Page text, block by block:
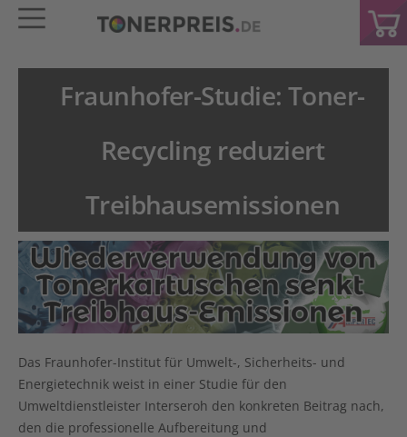
Fraunhofer-Studie: Toner-
Recycling reduziert
Treibhausemissionen
Das Fraunhofer-Institut für Umwelt-, Sicherheits- und
Energietechnik weist in einer Studie für den
Umweltdienstleister Interseroh den konkreten Beitrag nach,
den die professionelle Aufbereitung und